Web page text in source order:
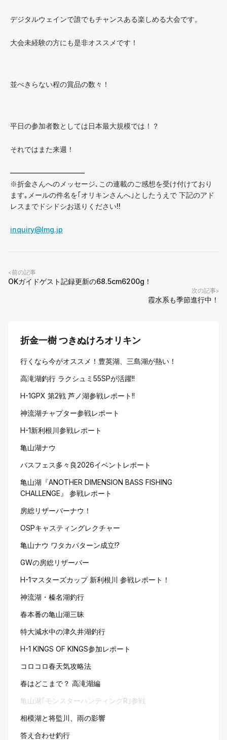
デジタルウェインで誰でもチャンスある楽しめる大会です。
大会未経験の方にも是非オススメです！
並べきらない程の賞品の数々！
平日の参加者数としては日本最大規模では！？
それではまた来週！
——————————–
※折金さんへのメッセージ､この連載のご感想を受け付けており
ます｡メールの件名を｢オリキンさんへ｣としたうえで 下記のアド
レスまでドシドシお送りください!!
inquiry@lmg.jp
<前の記事
OKガイドゲスト記録更新の68.5cm6200g！
次の記事>
霞水系も季節進行中！
折金一樹 つきぬけろオリキン
行くなら今がオススメ！豊英湖、三島湖が熱い！
高滝湖釣行 ラクシュミ55SPが活躍!!
H-1GPX 第2戦 芦ノ湖参戦レポート!!
神流湖チャプター参戦レポート
H-1新利根川参戦レポート
亀山湖ナウ
バスフェス多々良2026イベントレポート
亀山湖『ANOTHER DIMENSION BASS FISHING
CHALLENGE』 参戦レポート
房総リザーバーナウ！
OSPキャスティングレクチャー
亀山ナウ ワタカパターン成立!?
GWの房総リザーバー
H-1マスターズカップ 新利根川 参戦レポート！
神流湖・榛名湖釣行
春本番の亀山湖三昧
特大減水中の津久井湖釣行
H-1 KINGS OF KINGS参加レポート
コロコロ春天気攻略法
春はどこまで？ 高滝湖編
亀山湖｢モンスターハンティングR｣参戦
相模湖と将監川、雨の影響
答え合わせ釣行